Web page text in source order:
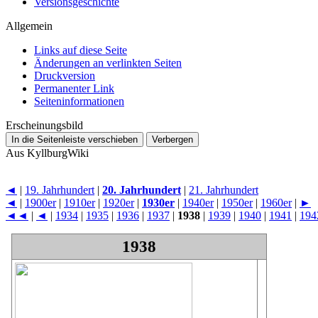
Allgemein
Links auf diese Seite
Änderungen an verlinkten Seiten
Druckversion
Permanenter Link
Seiten­­informationen
Erscheinungsbild
In die Seitenleiste verschieben Verbergen
Aus KyllburgWiki
◄ | 19. Jahrhundert | 20. Jahrhundert | 21. Jahrhundert
◄ | 1900er| 1910er| 1920er| 1930er | 1940er| 1950er| 1960er| ►
◄◄ | ◄ | 1934 | 1935 | 1936 | 1937 | 1938 | 1939 | 1940 | 1941 |
1938